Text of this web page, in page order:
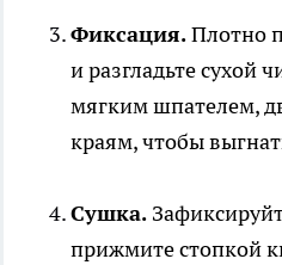
Фиксация.Плотно
и разгладьте сухой
мягким шпателем,
краям, чтобы
Сушка.
прижмите стопкой